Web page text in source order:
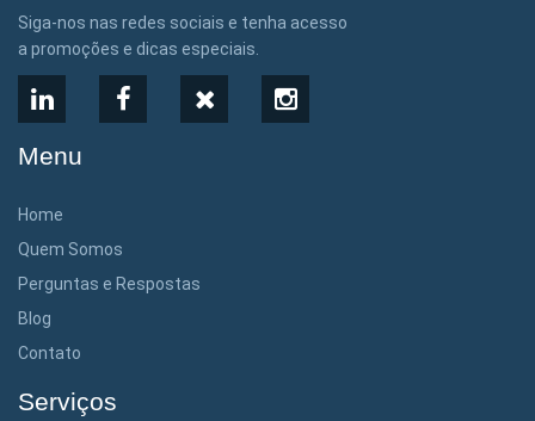
Siga-nos nas redes sociais e tenha acesso
a promoções e dicas especiais.
LinkedInFacebook Instagram
Menu
Home
Quem Somos
Perguntas e Respostas
Blog
Contato
Serviços